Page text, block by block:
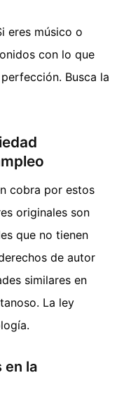
eres músico o
con lo que
Busca la
cobra por estos
originales son
que no tienen
de autor
similares en
La ley
en la